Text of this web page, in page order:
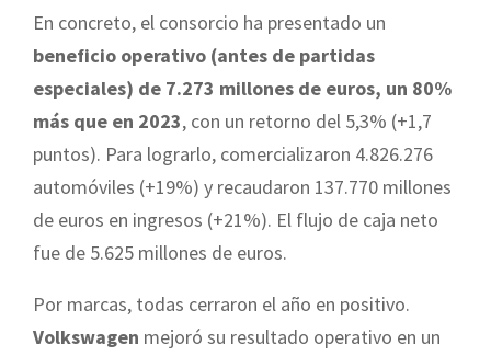
En concreto, el consorcio ha presentado un
beneficio operativo (antes de partidas
especiales) de 7.273 millones de euros, un 80%
más que en 2023, con un retorno del 5,3% (+1,7
puntos). Para lograrlo, comercializaron 4.826.276
automóviles (+19%) y recaudaron 137.770 millones
de euros en ingresos (+21%). El flujo de caja neto
fue de 5.625 millones de euros.
Por marcas, todas cerraron el año en positivo.
Volkswagen mejoró su resultado operativo en un